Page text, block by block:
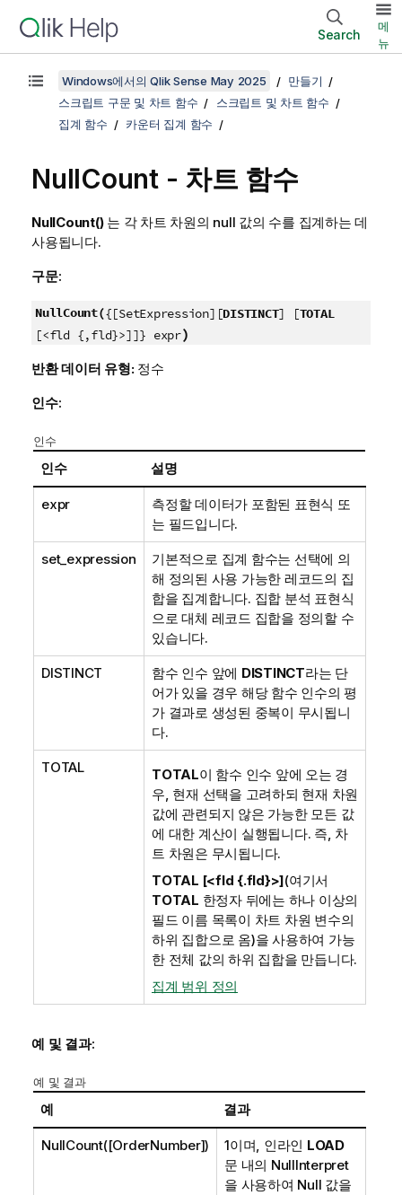
Search
메
뉴
Windows에서의 Qlik Sense May 2025
만들기
스크립트 구문 및 차트 함수
스크립트 및 차트 함수
집계 함수
카운터 집계 함수
NullCount- 차트 함수
NullCount() 는 각 차트 차원의 null 값의 수를 집계하는 데
사용됩니다.
구문:
NullCount({[SetExpression][DISTINCT] [TOTAL
[<fld {,fld}>]]} expr)
반환 데이터 유형: 정수
인수:
인수
인수 설명
expr
측정할 데이터가 포함된 표현식 또
는 필드입니다.
set_expression
기본적으로 집계 함수는 선택에 의
해 정의된 사용 가능한 레코드의 집
합을 집계합니다. 집합 분석 표현식
으로 대체 레코드 집합을 정의할 수
있습니다.
DISTINCT 함수 인수 앞에 DISTINCT라는 단
어가 있을 경우 해당 함수 인수의 평
가 결과로 생성된 중복이 무시됩니
다.
TOTAL TOTAL이 함수 인수 앞에 오는 경
우, 현재 선택을 고려하되 현재 차원
값에 관련되지 않은 가능한 모든 값
에 대한 계산이 실행됩니다. 즉, 차
트 차원은 무시됩니다.
TOTAL [<fld {.fld}>](여기서
TOTAL 한정자 뒤에는 하나 이상의
필드 이름 목록이 차트 차원 변수의
하위 집합으로 옴)을 사용하여 가능
한 전체 값의 하위 집합을 만듭니다.
집계 범위 정의
예 및 결과:
예 및 결과
예 결과
NullCount([OrderNumber]) 1이며, 인라인 LOAD
문 내의 NullInterpret
을 사용하여 Null 값을